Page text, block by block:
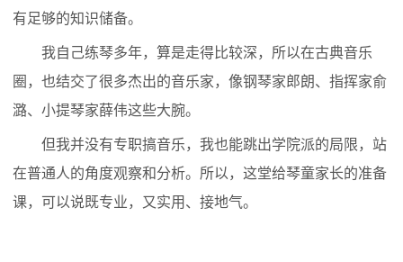
有足够的知识储备。
我自己练琴多年，算是走得比较深，所以在古典音乐
圈，也结交了很多杰出的音乐家，像钢琴家郎朗、指挥家俞
潞、小提琴家薛伟这些大腕。
但我并没有专职搞音乐，我也能跳出学院派的局限，站
在普通人的角度观察和分析。所以，这堂给琴童家长的准备
课，可以说既专业，又实用、接地气。